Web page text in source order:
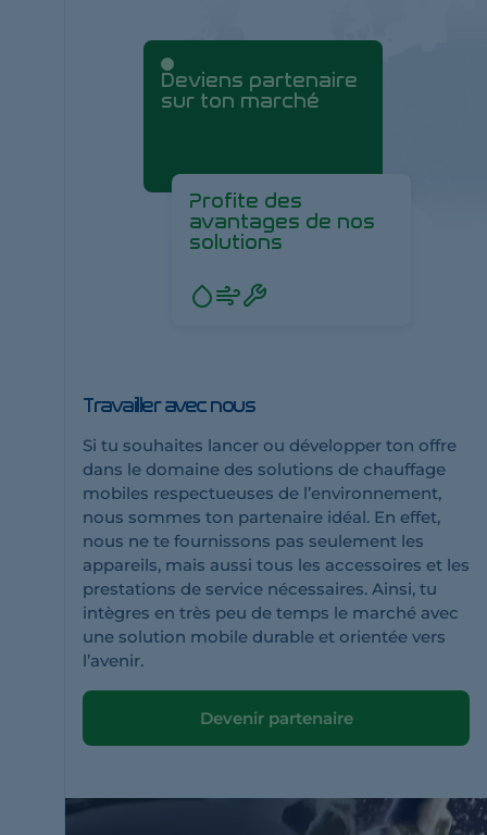
Travailler avec nous
Si tu souhaites lancer ou développer ton offre
dans le domaine des solutions de chauffage
mobiles respectueuses de l’environnement,
nous sommes ton partenaire idéal. En effet,
nous ne te fournissons pas seulement les
appareils, mais aussi tous les accessoires et les
prestations de service nécessaires. Ainsi, tu
intègres en très peu de temps le marché avec
une solution mobile durable et orientée vers
l’avenir.
Devenir partenaire
Deviens partenaire
sur ton marché
Profite des
avantages de nos
solutions